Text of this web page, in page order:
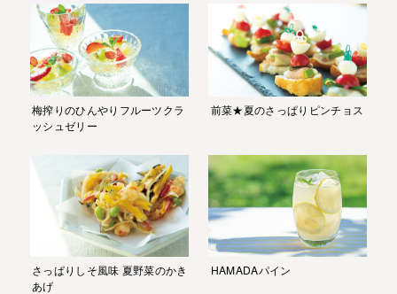
梅搾りのひんやりフルーツクラ
ッシュゼリー
前菜★夏のさっぱりピンチョス
さっぱりしそ風味 夏野菜のかき
あげ
HAMADAパイン